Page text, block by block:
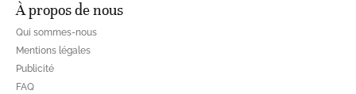
À propos de nous
Qui sommes-nous
Mentions légales
Publicité
FAQ